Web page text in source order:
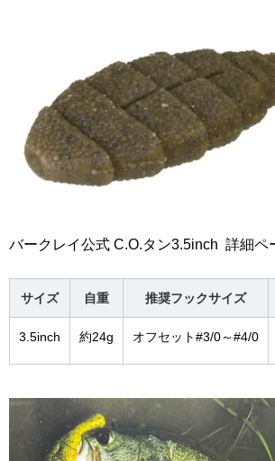
バークレイ公式 C.O.タン3.5inch 詳細ペ
サイズ 自重 推奨フックサイズ
3.5inch 約24g オフセット#3/0～#4/0